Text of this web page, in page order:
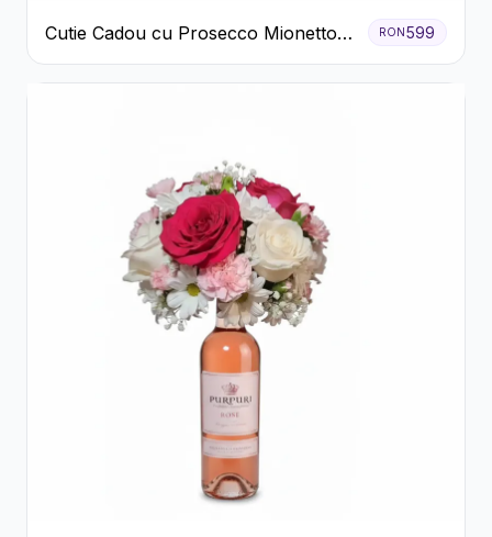
Cutie Cadou cu Prosecco Mionetto
Ferrero Rocher și Flori Pastelate
RON599